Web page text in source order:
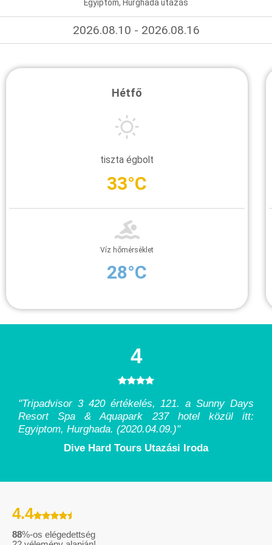
Egyiptom, Hurghada utazás
2026.08.10 - 2026.08.16
Hétfő
tiszta égbolt
33°C
Víz hőmérséklet
28°C
4
"Tripadvisor 3 420 értékelés, 121. a Sunny Days
Resort Spa & Aquapark 237 hotel közül itt:
Egyiptom, Hurghada. (2020.04.09.)"
Dive Hard Tours Utazási Iroda
4.4
88%-os elégedettség